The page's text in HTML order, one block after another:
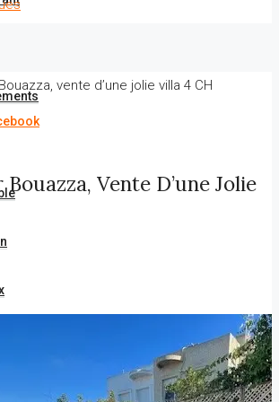
vente d’une jolie villa 4 CH
Vente D’une Jolie